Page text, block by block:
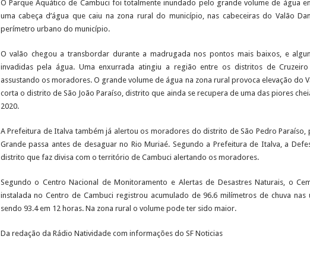
O Parque Aquático de Cambuci foi totalmente inundado pelo grande volume de água
uma cabeça d’água que caiu na zona rural do município, nas cabeceiras do Valão
perímetro urbano do município.
O valão chegou a transbordar durante a madrugada nos pontos mais baixos, e
invadidas pela água. Uma enxurrada atingiu a região entre os distritos de Cruzeiro
assustando os moradores. O grande volume de água na zona rural provoca elevação do
corta o distrito de São João Paraíso, distrito que ainda se recupera de uma das piores
2020.
A Prefeitura de Italva também já alertou os moradores do distrito de São Pedro Paraíso,
Grande passa antes de desaguar no Rio Muriaé. Segundo a Prefeitura de Italva, a
distrito que faz divisa com o território de Cambuci alertando os moradores.
Segundo o Centro Nacional de Monitoramento e Alertas de Desastres Naturais, o
instalada no Centro de Cambuci registrou acumulado de 96.6 milímetros de chuva nas
sendo 93.4 em 12 horas. Na zona rural o volume pode ter sido maior.
Da redação da Rádio Natividade com informações do SF Noticias